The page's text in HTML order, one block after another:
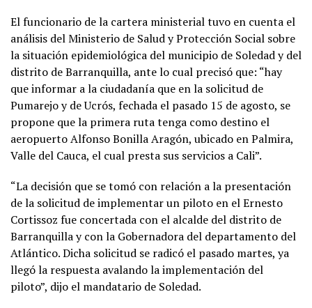
El funcionario de la cartera ministerial tuvo en cuenta el
análisis del Ministerio de Salud y Protección Social sobre
la situación epidemiológica del municipio de Soledad y del
distrito de Barranquilla, ante lo cual precisó que: “hay
que informar a la ciudadanía que en la solicitud de
Pumarejo y de Ucrós, fechada el pasado 15 de agosto, se
propone que la primera ruta tenga como destino el
aeropuerto Alfonso Bonilla Aragón, ubicado en Palmira,
Valle del Cauca, el cual presta sus servicios a Cali”.
“La decisión que se tomó con relación a la presentación
de la solicitud de implementar un piloto en el Ernesto
Cortissoz fue concertada con el alcalde del distrito de
Barranquilla y con la Gobernadora del departamento del
Atlántico. Dicha solicitud se radicó el pasado martes, ya
llegó la respuesta avalando la implementación del
piloto”, dijo el mandatario de Soledad.